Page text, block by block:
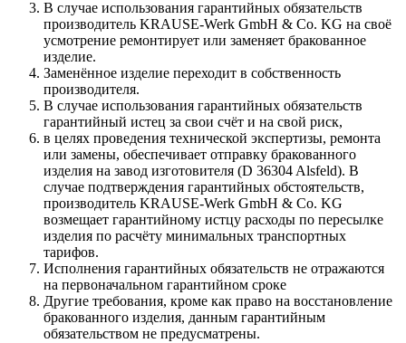
В случае использования гарантийных обязательств
производитель KRAUSE-Werk GmbH & Со. KG на своё
усмотрение ремонтирует или заменяет бракованное
изделие.
Заменённое изделие переходит в собственность
производителя.
В случае использования гарантийных обязательств
гарантийный истец за свои счёт и на свой риск,
в целях проведения технической экспертизы, ремонта
или замены, обеспечивает отправку бракованного
изделия на завод изготовителя (D 36304 Alsfeld). В
случае подтверждения гарантийных обстоятельств,
производитель KRAUSE-Werk GmbH & Со. KG
возмещает гарантийному истцу расходы по пересылке
изделия по расчёту минимальных транспортных
тарифов.
Исполнения гарантийных обязательств не отражаются
на первоначальном гарантийном сроке
Другие требования, кроме как право на восстановление
бракованного изделия, данным гарантийным
обязательством не предусматрены.